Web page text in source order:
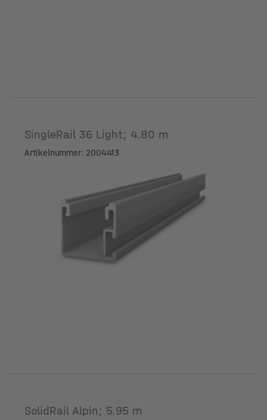
SingleRail 36 Light; 4.80 m
Artikelnummer: 2004413
SolidRail Alpin; 5.95 m